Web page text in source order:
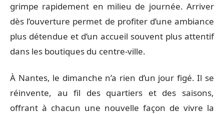
grimpe rapidement en milieu de journée. Arriver
dès l’ouverture permet de profiter d’une ambiance
plus détendue et d’un accueil souvent plus attentif
dans les boutiques du centre-ville.
À Nantes, le dimanche n’a rien d’un jour figé. Il se
réinvente, au fil des quartiers et des saisons,
offrant à chacun une nouvelle façon de vivre la